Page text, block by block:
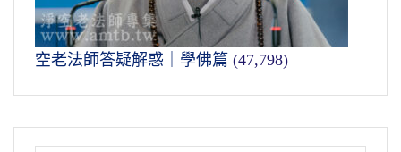
空老法師答疑解惑｜學佛篇 (47,798)